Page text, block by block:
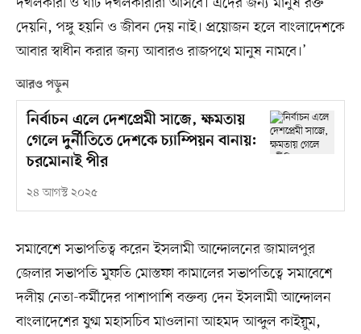
দেয়নি, পঙ্গু হয়নি ও জীবন দেয় নাই। প্রয়োজন হলে বাংলাদেশকে
আবার স্বাধীন করার জন্য আবারও রাজপথে মানুষ নামবে।’
আরও পড়ুন
নির্বাচন এলে দেশপ্রেমী সাজে, ক্ষমতায়
গেলে দুর্নীতিতে দেশকে চ্যাম্পিয়ন বানায়:
চরমোনাই পীর
২৪ আগস্ট ২০২৫
সমাবেশে সভাপতিত্ব করেন ইসলামী আন্দোলনের জামালপুর
জেলার সভাপতি মুফতি মোস্তফা কামালের সভাপতিত্বে সমাবেশে
দলীয় নেতা-কর্মীদের পাশাপাশি বক্তব্য দেন ইসলামী আন্দোলন
বাংলাদেশের যুগ্ম মহাসচিব মাওলানা আহমদ আব্দুল কাইয়ুম,